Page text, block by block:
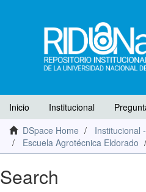
Inicio Institucional
DSpace Home
Institucional
Escuela Agrotécnica Eldorado
Search